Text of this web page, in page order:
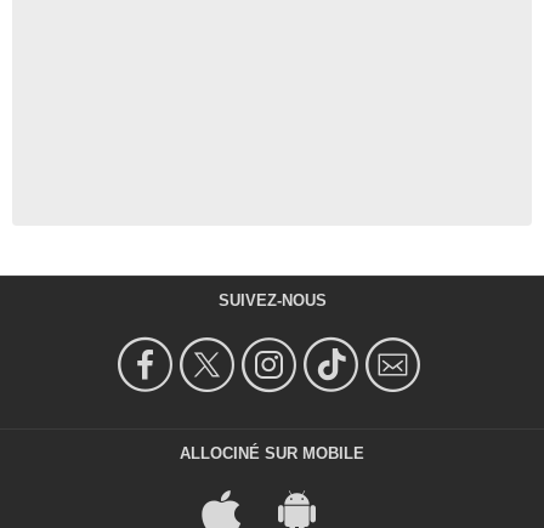
SUIVEZ-NOUS
ALLOCINÉ SUR MOBILE